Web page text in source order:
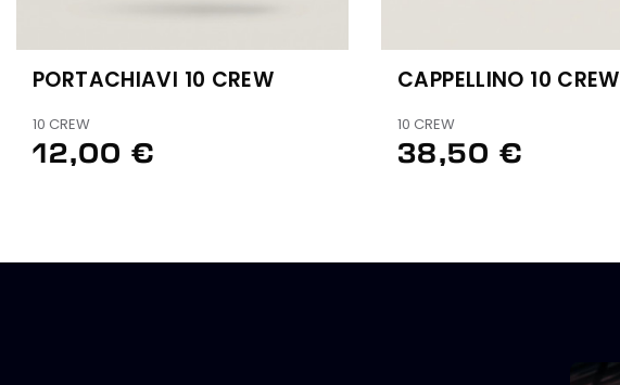
PORTACHIAVI 10 CREW
10 CREW
12,00 €
CAPPELLINO 10 CREW
10 CREW
38,50 €